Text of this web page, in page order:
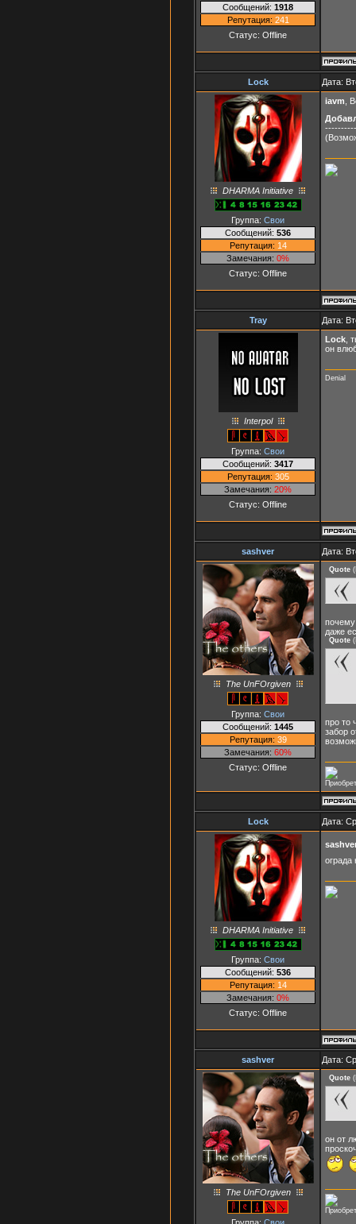
Сообщений: 1918
Репутация: 241
Статус: Offline
Lock Дата:
DHARMA Initiative
Группа: Свои
Сообщений: 536
Репутация: 14
Замечания: 0%
Статус: Offline
iavm ,
Tray Дата:
Interpol
Группа: Свои
Сообщений: 3417
Репутация: 305
Замечания: 20%
Статус: Offline
Lock ,
он
Denial
sashver Дата:
The UnFOrgiven
Группа: Свои
Сообщений: 1445
Репутация: 39
Замечания: 60%
Статус: Offline
Quote (
почему
даже
Quote (
про то
забор
Lock Дата:
DHARMA Initiative
Группа: Свои
Сообщений: 536
Репутация: 14
Замечания: 0%
Статус: Offline
sashver Дата:
The UnFOrgiven
Quote (
он от